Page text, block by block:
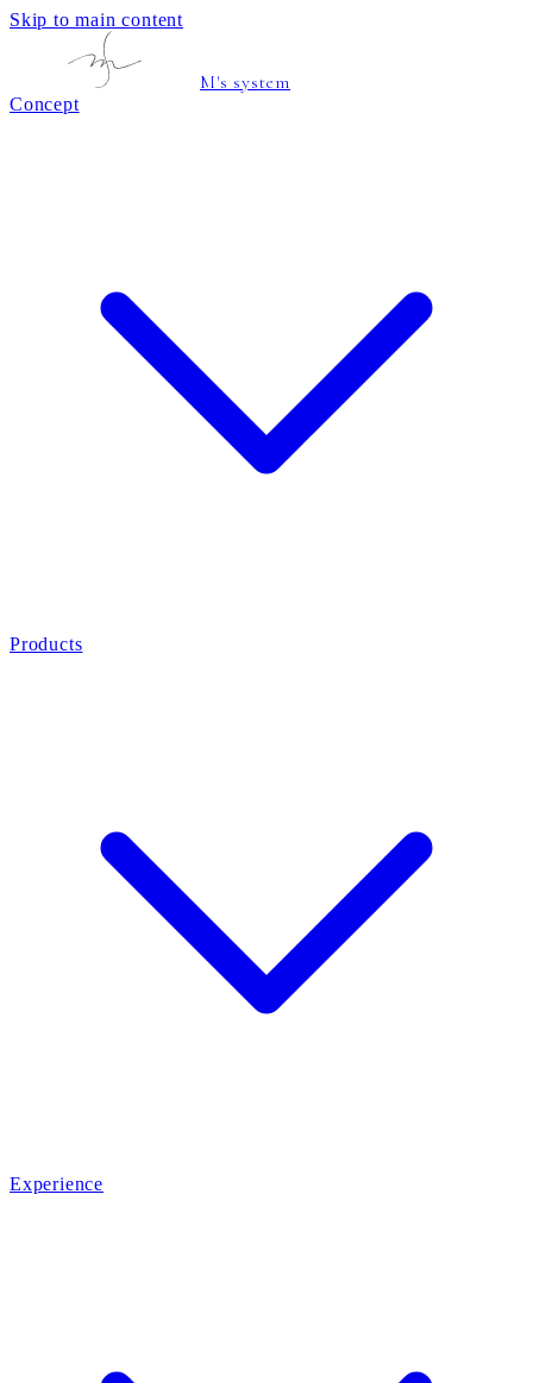
Skip to main content
M's system
Concept
Products
Experience